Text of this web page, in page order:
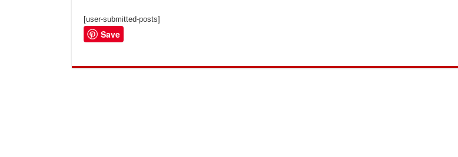
[user-submitted-posts]
Save